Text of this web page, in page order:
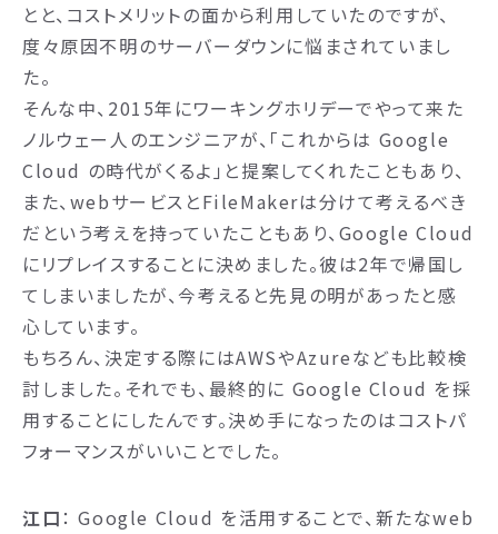
とと、コストメリットの面から利用していたのですが、
度々原因不明のサーバーダウンに悩まされていまし
た。
そんな中、2015年にワーキングホリデーでやって来た
ノルウェー人のエンジニアが、「これからは Google
Cloud の時代がくるよ」と提案してくれたこともあり、
また、webサービスとFileMakerは分けて考えるべき
だという考えを持っていたこともあり、Google Cloud
にリプレイスすることに決めました。彼は2年で帰国し
てしまいましたが、今考えると先見の明があったと感
心しています。
もちろん、決定する際にはAWSやAzureなども比較検
討しました。それでも、最終的に Google Cloud を採
用することにしたんです。決め手になったのはコストパ
フォーマンスがいいことでした。
江口 ： Google Cloud を活用することで、新たなweb